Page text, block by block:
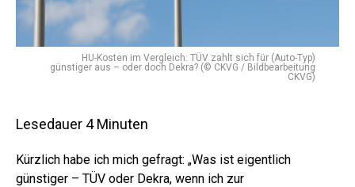
HU-Kosten im Vergleich: TÜV zahlt sich für (Auto-Typ)
günstiger aus – oder doch Dekra? (© CKVG / Bildbearbeitung
CKVG)
Lesedauer 4 Minuten
Kürzlich habe ich mich gefragt: „Was ist eigentlich
günstiger – TÜV oder Dekra, wenn ich zur